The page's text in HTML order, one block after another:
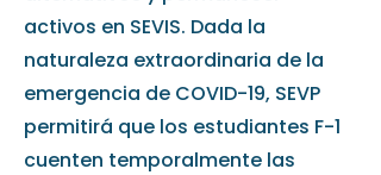
activos en SEVIS. Dada la
naturaleza extraordinaria de la
emergencia de COVID-19, SEVP
permitirá que los estudiantes F-1
cuenten temporalmente las